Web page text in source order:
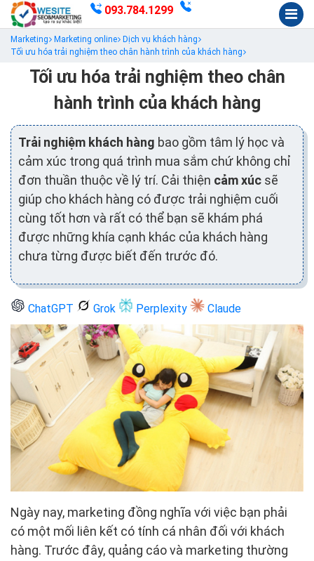
093.784.1299
Marketing Marketing online
Dịch vụ khách hàng
Tối ưu hóa trải nghiệm theo chân hành trình của khách hàng
Tối ưu hóa trải nghiệm theo chân
hành trình của khách hàng
Trải nghiệm khách hàng bao gồm tâm lý học và
cảm xúc trong quá trình mua sắm chứ không chỉ
đơn thuần thuộc về lý trí. Cải thiện cảm xúc sẽ
giúp cho khách hàng có được trải nghiệm cuối
cùng tốt hơn và rất có thể bạn sẽ khám phá
được những khía cạnh khác của khách hàng
chưa từng được biết đến trước đó.
ChatGPT Grok Perplexity Claude
Ngày nay, marketing đồng nghĩa với việc bạn phải
có một mối liên kết có tính cá nhân đối với khách
hàng. Trước đây, quảng cáo và marketing thường